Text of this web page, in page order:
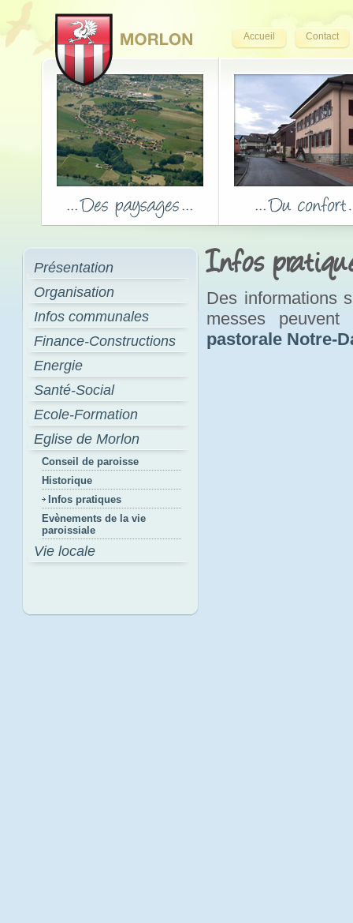
Accueil Contact
Présentation
Organisation
Infos communales
Finance-Constructions
Energie
Santé-Social
Ecole-Formation
Eglise de Morlon
Conseil de paroisse
Historique
Infos pratiques
Evènements de la vie
paroissiale
Vie locale
Infos
Des informations
messes
pastorale Notre-